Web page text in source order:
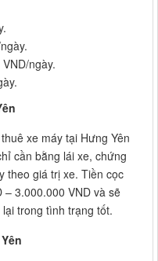
ngày.
xe máy tại Hưng Yên
cần bằng lái xe, chứng
theo giá trị xe. Tiền cọc
3.000.000 VND và sẽ
trong tình trạng tốt.